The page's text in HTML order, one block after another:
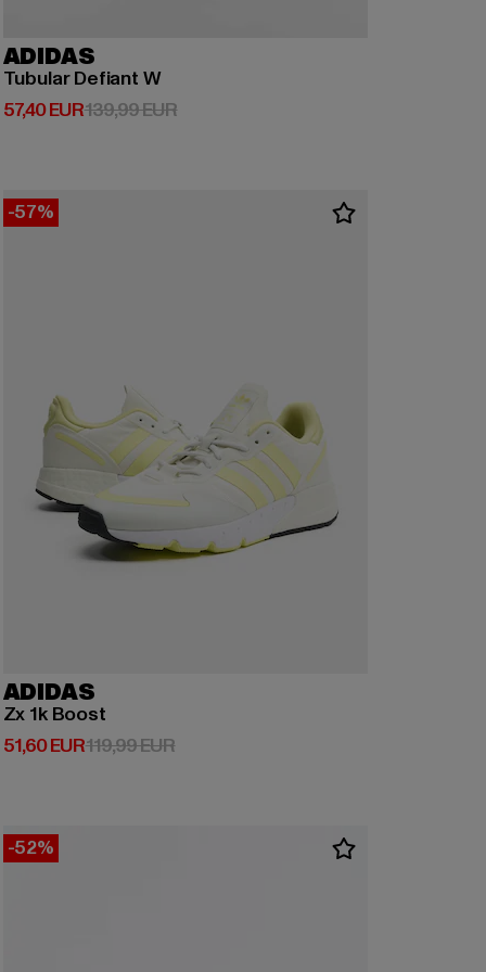
ADIDAS
Tubular Defiant W
57,40 EUR
Derzeitiger Preis: 57,40 EUR
139,99 EURAktionspreis: 139,99 EUR
-57%
ADIDAS
Zx 1k Boost
51,60 EUR
Derzeitiger Preis: 51,60 EUR
119,99 EURAktionspreis: 119,99 EUR
-52%